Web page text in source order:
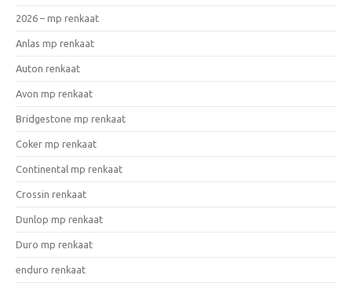
2026 – mp renkaat
Anlas mp renkaat
Auton renkaat
Avon mp renkaat
Bridgestone mp renkaat
Coker mp renkaat
Continental mp renkaat
Crossin renkaat
Dunlop mp renkaat
Duro mp renkaat
enduro renkaat